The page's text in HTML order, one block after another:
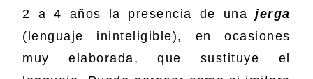
2 a 4 años la presencia de unajerga
(lenguaje ininteligible), en ocasiones
muy elaborada, que sustituye el